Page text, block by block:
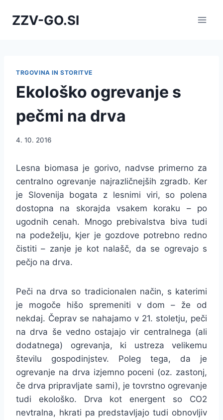
ZZV-GO.SI
TRGOVINA IN STORITVE
Ekološko ogrevanje s
pečmi na drva
4. 10. 2016
Lesna biomasa je gorivo, nadvse primerno za
centralno ogrevanje najrazličnejših zgradb. Ker
je Slovenija bogata z lesnimi viri, so polena
dostopna na skorajda vsakem koraku – po
ugodnih cenah. Mnogo prebivalstva biva tudi
na podeželju, kjer je gozdove potrebno redno
čistiti – zanje je kot nalašč, da se ogrevajo s
pečjo na drva.
Peči na drva so tradicionalen način, s katerimi
je mogoče hišo spremeniti v dom – že od
nekdaj. Čeprav se nahajamo v 21. stoletju, peči
na drva še vedno ostajajo vir centralnega (ali
dodatnega) ogrevanja, ki ustreza velikemu
številu gospodinjstev. Poleg tega, da je
ogrevanje na drva izjemno poceni (oz. zastonj,
če drva pripravljate sami), je tovrstno ogrevanje
tudi ekološko. Drva kot energent so CO2
nevtralna, hkrati pa predstavljajo tudi obnovljiv